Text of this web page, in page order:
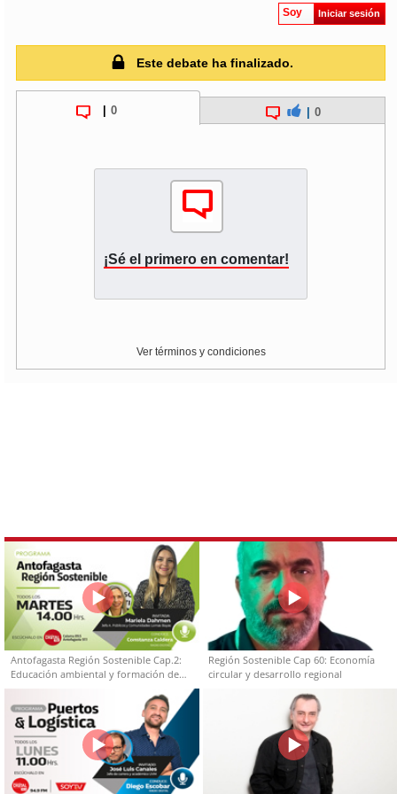
osorno
puertomontt
Soy Iniciar sesión
Este debate ha finalizado.
0 0
¡Sé el primero en comentar!
Ver términos y condiciones
Antofagasta Región Sostenible Cap.2:
Educación ambiental y formación de
capacidades técnicas
Región Sostenible Cap 60: Economía
circular y desarrollo regional